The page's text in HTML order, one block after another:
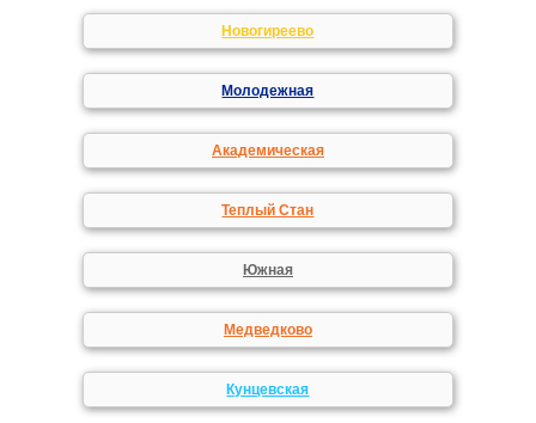
Новогиреево
Молодежная
Академическая
Теплый Стан
Южная
Медведково
Кунцевская